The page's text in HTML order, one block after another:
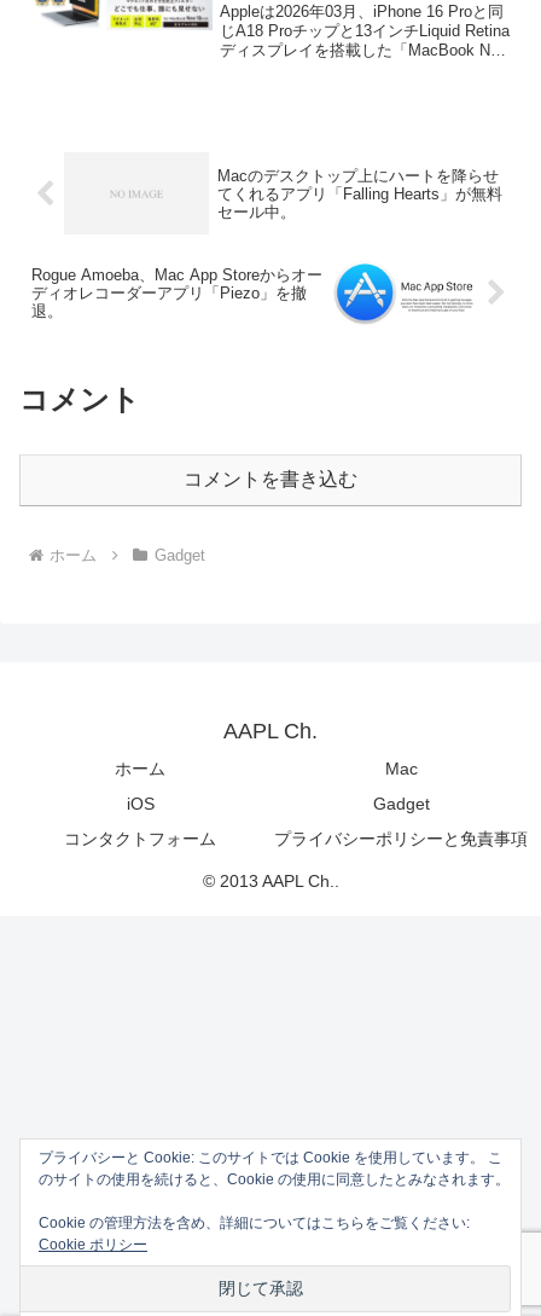
Appleは2026年03月、iPhone 16 Proと同
じA18 Proチップと13インチLiquid Retina
ディスプレイを搭載した「MacBook Neo
ています。
Macのデスクトップ上にハートを降らせ
てくれるアプリ「Falling Hearts」が無料
セール中。
Rogue Amoeba、Mac App Storeからオー
ディオレコーダーアプリ「Piezo」を撤
退。
コメント
コメントを書き込む
ホーム Gadget
AAPL Ch.
ホーム
Mac
iOS
Gadget
コンタクトフォーム
プライバシーポリシーと免責事項
© 2013 AAPL Ch..
プライバシーと Cookie: このサイトでは Cookie を使用しています。 こ
のサイトの使用を続けると、Cookie の使用に同意したとみなされます。
Cookie の管理方法を含め、詳細についてはこちらをご覧ください:
Cookie ポリシー